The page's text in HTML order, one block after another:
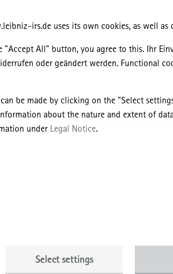
irs.de uses its own cookies, as well
"Accept All" button, you agree to this. Ihr
oder geändert werden. Functional
be made by clicking on the "Select
about the nature and extent of
under Legal Notice.
Select settings
und Planungsgeschichte der DDR am IRS
neuer Forschungsergebnisse zwischen
Disziplinen sowie Zeitzeugen.
der Reihe stehen erneut internationale
der DDR in das östliche wie
Nordkorea. Ein zweiter großer Themenblock